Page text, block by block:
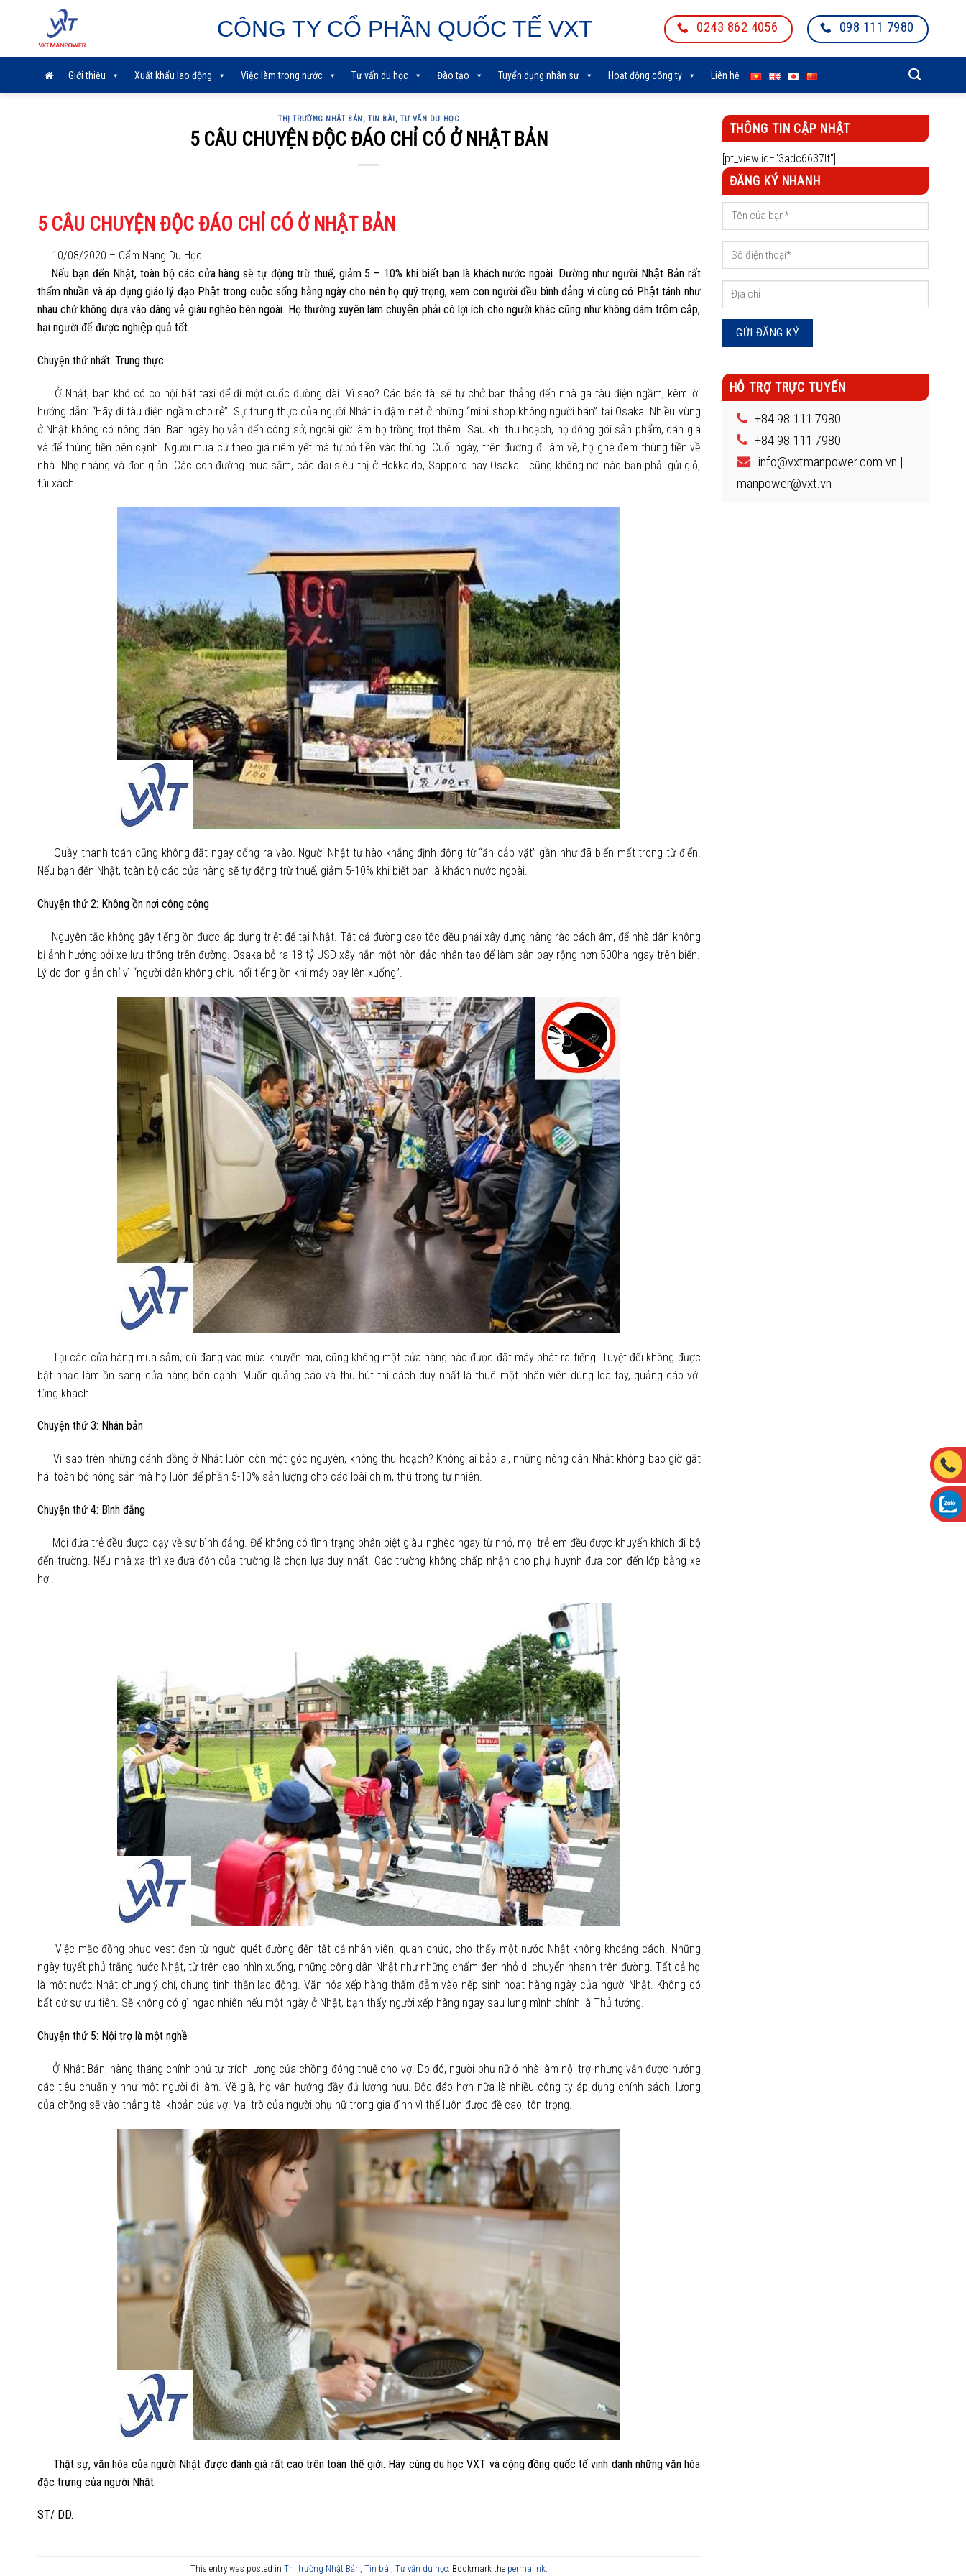
CÔNG TY CỔ PHẦN QUỐC TẾ VXT 0243 862 4056 098 111 7980
Giới thiệu Xuất khẩu lao động Việc làm trong nước Tư vấn du học Đào tạo Tuyển dụng nhân sự Hoạt động công ty Liên hệ
THỊ TRƯỜNG NHẬT BẢN, TIN BÀI,TƯ VẤN DU HỌC
5 CÂU CHUYỆN ĐỘC ĐÁO CHỈ CÓ Ở NHẬT BẢN
5 CÂU CHUYỆN ĐỘC ĐÁO CHỈ CÓ Ở NHẬT BẢN
10/08/2020 – Cẩm Nang Du Học
Nếu bạn đến Nhật, toàn bộ các cửa hàng sẽ tự động trừ thuế, giảm 5 – 10% khi biết bạn là khách nước ngoài. Dường như người Nhật Bản rất
thấm nhuần và áp dụng giáo lý đạo Phật trong cuộc sống hằng ngày cho nên họ quý trọng, xem con người đều bình đẳng vì cùng có Phật tánh như
nhau chứ không dựa vào dáng vẻ giàu nghèo bên ngoài. Họ thường xuyên làm chuyện phải có lợi ích cho người khác cũng như không dám trộm cắp,
hại người để được nghiệp quả tốt.
Chuyện thứ nhất: Trung thực
Ở Nhật, bạn khó có cơ hội bắt taxi để đi một cuốc đường dài. Vì sao? Các bác tài sẽ tự chở bạn thẳng đến nhà ga tàu điện ngầm, kèm lời
hướng dẫn: “Hãy đi tàu điện ngầm cho rẻ”. Sự trung thực của người Nhật in đậm nét ở những “mini shop không người bán” tại Osaka. Nhiều vùng
ở Nhật không có nông dân. Ban ngày họ vẫn đến công sở, ngoài giờ làm họ trồng trọt thêm. Sau khi thu hoạch, họ đóng gói sản phẩm, dán giá
và để thùng tiền bên cạnh. Người mua cứ theo giá niêm yết mà tự bỏ tiền vào thùng. Cuối ngày, trên đường đi làm về, họ ghé đem thùng tiền về
nhà. Nhẹ nhàng và đơn giản. Các con đường mua sắm, các đại siêu thị ở Hokkaido, Sapporo hay Osaka… cũng không nơi nào bạn phải gửi giỏ,
túi xách.
Quầy thanh toán cũng không đặt ngay cổng ra vào. Người Nhật tự hào khẳng định động từ “ăn cắp vặt” gần như đã biến mất trong từ điển.
Nếu bạn đến Nhật, toàn bộ các cửa hàng sẽ tự động trừ thuế, giảm 5-10% khi biết bạn là khách nước ngoài.
Chuyện thứ 2: Không ồn nơi công cộng
Nguyên tắc không gây tiếng ồn được áp dụng triệt để tại Nhật. Tất cả đường cao tốc đều phải xây dựng hàng rào cách âm, để nhà dân không
bị ảnh hưởng bởi xe lưu thông trên đường. Osaka bỏ ra 18 tỷ USD xây hẳn một hòn đảo nhân tạo để làm sân bay rộng hơn 500ha ngay trên biển.
Lý do đơn giản chỉ vì “người dân không chịu nổi tiếng ồn khi máy bay lên xuống”.
Tại các cửa hàng mua sắm, dù đang vào mùa khuyến mãi, cũng không một cửa hàng nào được đặt máy phát ra tiếng. Tuyệt đối không được
bật nhạc làm ồn sang cửa hàng bên cạnh. Muốn quảng cáo và thu hút thì cách duy nhất là thuê một nhân viên dùng loa tay, quảng cáo với
từng khách.
Chuyện thứ 3: Nhân bản
Vì sao trên những cánh đồng ở Nhật luôn còn một góc nguyên, không thu hoạch? Không ai bảo ai, những nông dân Nhật không bao giờ gặt
hái toàn bộ nông sản mà họ luôn để phần 5-10% sản lượng cho các loài chim, thú trong tự nhiên.
Chuyện thứ 4: Bình đẳng
Mọi đứa trẻ đều được dạy về sự bình đẳng. Để không có tình trạng phân biệt giàu nghèo ngay từ nhỏ, mọi trẻ em đều được khuyến khích đi bộ
đến trường. Nếu nhà xa thì xe đưa đón của trường là chọn lựa duy nhất. Các trường không chấp nhận cho phụ huynh đưa con đến lớp bằng xe
hơi.
Việc mặc đồng phục vest đen từ người quét đường đến tất cả nhân viên, quan chức, cho thấy một nước Nhật không khoảng cách. Những
ngày tuyết phủ trắng nước Nhật, từ trên cao nhìn xuống, những công dân Nhật như những chấm đen nhỏ di chuyển nhanh trên đường. Tất cả họ
là một nước Nhật chung ý chí, chung tinh thần lao động. Văn hóa xếp hàng thấm đẫm vào nếp sinh hoạt hàng ngày của người Nhật. Không có
bất cứ sự ưu tiên. Sẽ không có gì ngạc nhiên nếu một ngày ở Nhật, bạn thấy người xếp hàng ngay sau lưng mình chính là Thủ tướng.
Chuyện thứ 5: Nội trợ là một nghề
Ở Nhật Bản, hàng tháng chính phủ tự trích lương của chồng đóng thuế cho vợ. Do đó, người phụ nữ ở nhà làm nội trợ nhưng vẫn được hưởng
các tiêu chuẩn y như một người đi làm. Về già, họ vẫn hưởng đầy đủ lương hưu. Độc đáo hơn nữa là nhiều công ty áp dụng chính sách, lương
của chồng sẽ vào thẳng tài khoản của vợ. Vai trò của người phụ nữ trong gia đình vì thế luôn được đề cao, tôn trọng.
Thật sự, văn hóa của người Nhật được đánh giá rất cao trên toàn thế giới. Hãy cùng du học VXT và cộng đồng quốc tế vinh danh những văn hóa
đặc trưng của người Nhật.
ST/ DD.
This entry was posted in Thị trường Nhật Bản Tin bài Tư vấn du học. Bookmark the permalink.
THÔNG TIN CẬP NHẬT
[pt_view id="3adc6637lt"]
ĐĂNG KÝ NHANH
HỖ TRỢ TRỰC TUYẾN
+84 98 111 7980
+84 98 111 7980
info@vxtmanpower.com.vn |
manpower@vxt.vn